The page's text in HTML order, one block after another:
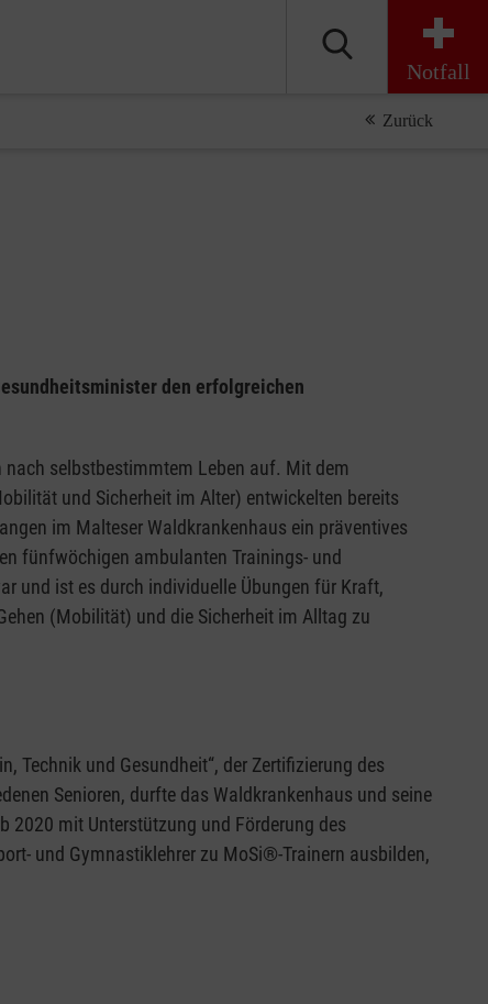
Notfall
Zurück
den erfolgreichen
selbstbestimmtem Leben auf. Mit dem
und Sicherheit im Alter) entwickelten bereits
im Malteser Waldkrankenhaus ein präventives
fünfwöchigen ambulanten Trainings- und
und ist es durch individuelle Übungen für Kraft,
(Mobilität) und die Sicherheit im Alltag zu
Technik und Gesundheit“, der Zertifizierung des
Senioren, durfte das Waldkrankenhaus und seine
2020 mit Unterstützung und Förderung des
und Gymnastiklehrer zu MoSi®-Trainern ausbilden,